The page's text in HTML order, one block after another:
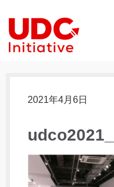
2021年4月6日